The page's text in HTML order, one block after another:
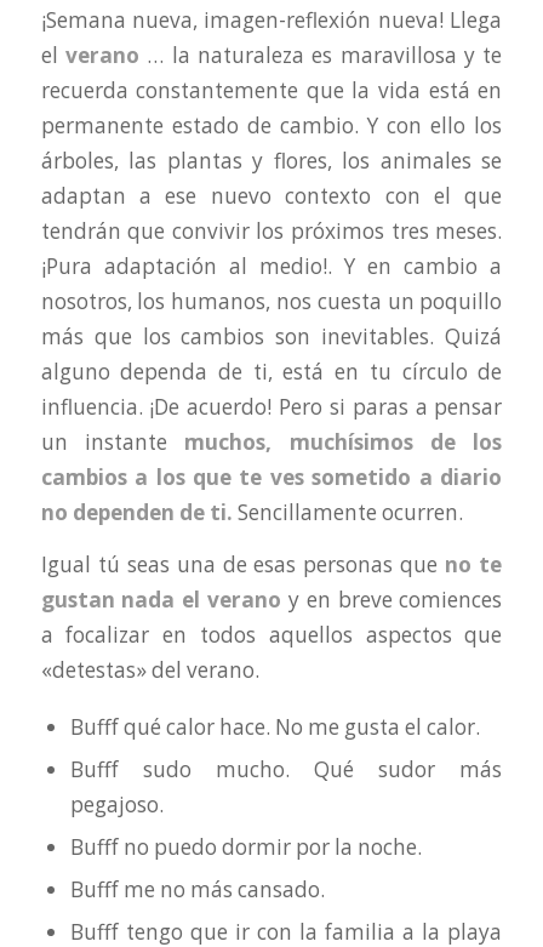
¡Semana nueva, imagen-reflexión nueva! Llega
el verano … la naturaleza es maravillosa y te
recuerda constantemente que la vida está en
permanente estado de cambio. Y con ello los
árboles, las plantas y flores, los animales se
adaptan a ese nuevo contexto con el que
tendrán que convivir los próximos tres meses.
¡Pura adaptación al medio!. Y en cambio a
nosotros, los humanos, nos cuesta un poquillo
más que los cambios son inevitables. Quizá
alguno dependa de ti, está en tu círculo de
influencia. ¡De acuerdo! Pero si paras a pensar
un instante muchos, muchísimos de los
cambios a los que te ves sometido a diario
no dependen de ti. Sencillamente ocurren.
Igual tú seas una de esas personas que no te
gustan nada el verano y en breve comiences
a focalizar en todos aquellos aspectos que
«detestas» del verano.
Bufff qué calor hace. No me gusta el calor.
Bufff sudo mucho. Qué sudor más
pegajoso.
Bufff no puedo dormir por la noche.
Bufff me no más cansado.
Bufff tengo que ir con la familia a la playa